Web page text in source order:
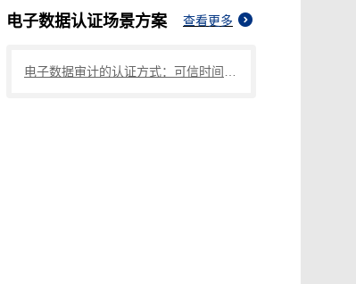
电子数据认证场景方案 查看更多